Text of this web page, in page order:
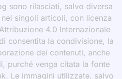
sono rilasciati, salvo diversa
singoli articoli, con licenza
4.0 Internazionale
consentita la condivisione, la
dei contenuti, anche
purché venga citata la fonte
Le immagini utilizzate, salvo